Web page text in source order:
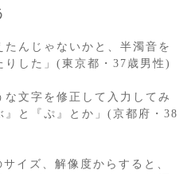
たんじゃないかと、半濁音を
りした」(東京都・37歳男性)
な文字を修正して入力してみ
』と『ぷ』とか」(京都府・38
イズ、解像度からすると、